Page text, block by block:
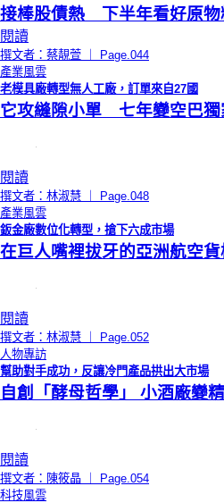
接棒股債熱 下半年看好原物
閱讀
撰文者：蔡靚萱 ｜ Page.044
產業風雲
老模具廠轉型無人工廠，訂單來自27國
它攻縫隙小單 七年變空巴獨
閱讀
撰文者：林淑慧 ｜ Page.048
產業風雲
鈑金廠數位化轉型，搶下六成市場
在巨人嘴裡拔牙的亞洲航空貨
閱讀
撰文者：林淑慧 ｜ Page.052
人物專訪
幫助對手成功，反讓冷門產品拱出大市場
自創「酵母哲學」 小酒廠變
閱讀
撰文者：陳筱晶 ｜ Page.054
科技風雲